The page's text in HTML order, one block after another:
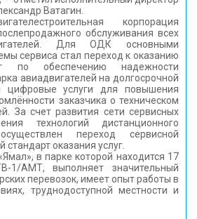
Ватагин.
корпорация
обслуживания всех
Для ОДК основными
сервиса стал переход к оказанию
по обеспечению надежности
авиадвигателей на долгосрочной
цифровые услуги для повышения
заказчика о техническом
За счет развития сети сервисных
технологий дистанционного
переход сервисной
оказания услуг.
в парке которой находится 17
1/АМТ, выполняет значительный
перевозок, имеет опыт работы в
труднодоступной местности и